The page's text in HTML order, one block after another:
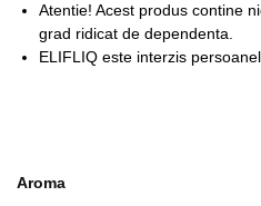
Atentie! Acest produs contine
grad ridicat de dependenta.
ELIFLIQ este interzis
Aroma